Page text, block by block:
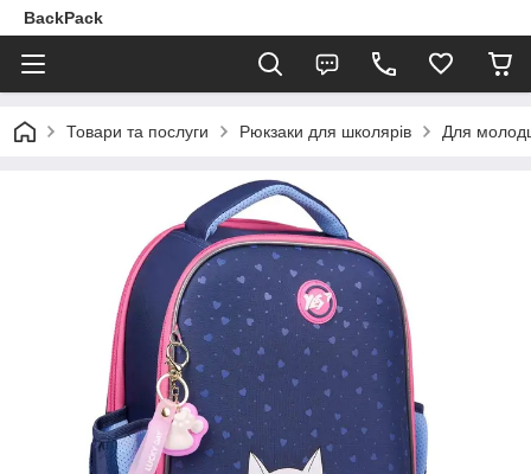
BackPack
Товари та послуги Рюкзаки для школярів Для